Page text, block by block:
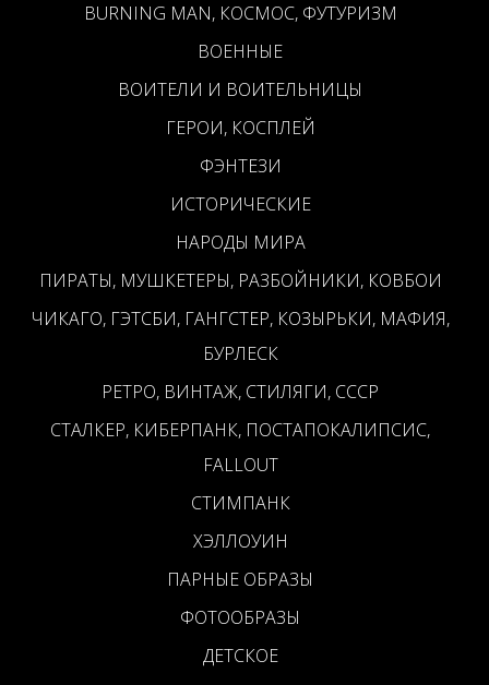
BURNING MAN, КОСМОС, ФУТУРИЗМ
ВОЕННЫЕ
ВОИТЕЛИ И ВОИТЕЛЬНИЦЫ
ГЕРОИ, КОСПЛЕЙ
ФЭНТЕЗИ
ИСТОРИЧЕСКИЕ
НАРОДЫ МИРА
ПИРАТЫ, МУШКЕТЕРЫ, РАЗБОЙНИКИ, КОВБОИ
ЧИКАГО, ГЭТСБИ, ГАНГСТЕР, КОЗЫРЬКИ, МАФИЯ,
БУРЛЕСК
РЕТРО, ВИНТАЖ, СТИЛЯГИ, СССР
СТАЛКЕР, КИБЕРПАНК, ПОСТАПОКАЛИПСИС,
FALLOUT
СТИМПАНК
ХЭЛЛОУИН
ПАРНЫЕ ОБРАЗЫ
ФОТООБРАЗЫ
ДЕТСКОЕ